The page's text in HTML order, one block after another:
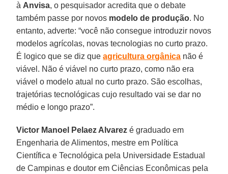
à Anvisa, o pesquisador acredita que o debate
também passe por novos modelo de produção. No
entanto, adverte: “você não consegue introduzir novos
modelos agrícolas, novas tecnologias no curto prazo.
É logico que se diz queagricultura orgânica não é
viável. Não é viável no curto prazo, como não era
viável o modelo atual no curto prazo. São escolhas,
trajetórias tecnológicas cujo resultado vai se dar no
médio e longo prazo”.
Victor Manoel Pelaez Alvarez é graduado em
Engenharia de Alimentos, mestre em Política
Científica e Tecnológica pela Universidade Estadual
de Campinas e doutor em Ciências Econômicas pela